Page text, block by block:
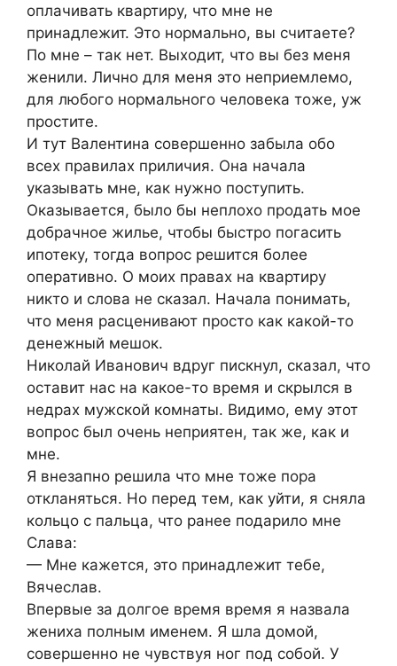
оплачивать квартиру, что мне не
принадлежит. Это нормально, вы считаете?
По мне – так нет. Выходит, что вы без меня
женили. Лично для меня это неприемлемо,
для любого нормального человека тоже, уж
простите.
И тут Валентина совершенно забыла обо
всех правилах приличия. Она начала
указывать мне, как нужно поступить.
Оказывается, было бы неплохо продать мое
добрачное жилье, чтобы быстро погасить
ипотеку, тогда вопрос решится более
оперативно. О моих правах на квартиру
никто и слова не сказал. Начала понимать,
что меня расценивают просто как какой-то
денежный мешок.
Николай Иванович вдруг пискнул, сказал, что
оставит нас на какое-то время и скрылся в
недрах мужской комнаты. Видимо, ему этот
вопрос был очень неприятен, так же, как и
мне.
Я внезапно решила что мне тоже пора
откланяться. Но перед тем, как уйти, я сняла
кольцо с пальца, что ранее подарило мне
Слава:
— Мне кажется, это принадлежит тебе,
Вячеслав.
Впервые за долгое время время я назвала
жениха полным именем. Я шла домой,
совершенно не чувствуя ног под собой. У